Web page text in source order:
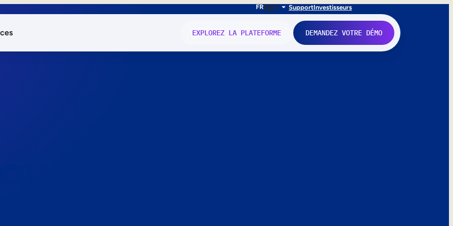
FRENIT SupportInvestisseurs
EXPLOREZ LA PLATEFORME DEMANDEZ VOTRE DÉMO